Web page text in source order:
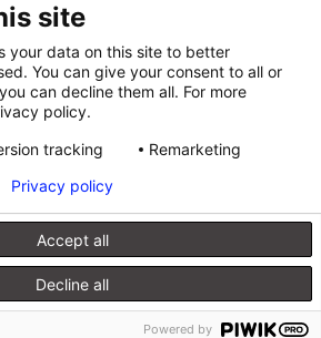
VERLAG
Mehrwertsteuer zzgl. Versandkosten, wenn
anders angegeben.
Praetoria Verlag GmbH & Co. KG
site
your data on this site to better
You can give your consent to all or
can decline them all. For more
policy.
tracking Remarketing
Accept all
Decline all
Privacy policy
Powered by